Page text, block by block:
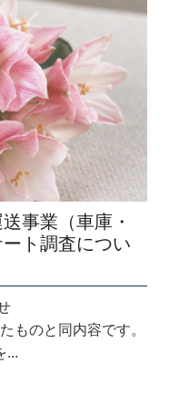
事業（車庫・
ト調査につい
ものと同内容です。
...